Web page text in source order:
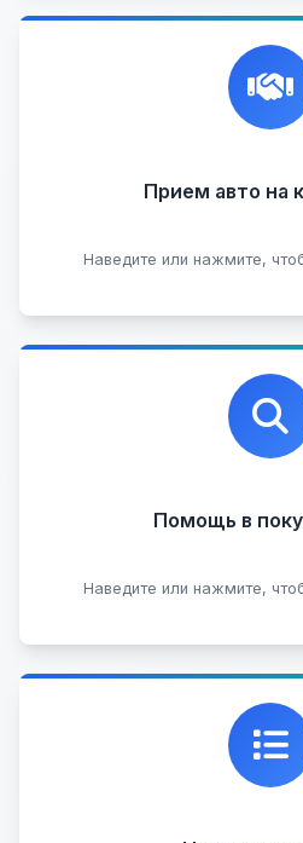
Прием авто на
Наведите или нажмите,
Честная и
переговоры с клиентами,
Оставить на
Помощь в
Наведите или нажмите,
Профессиональная помощь
на любых торговых
юридической
Подобрать
Каталог проверенных
состоянии, где вы
информацию о